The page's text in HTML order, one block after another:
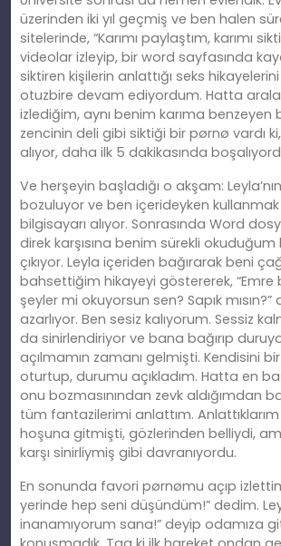
üzerinden iki yıl geçmiş ve ben halen
sitelerinde, “Karımı paylaştım, karımı
videolar izleyip, bir word sayfasında
siktiren kişilerin anlattığı seks
otuzbire devam ediyordum. Hatta
izlediğim, aynı benim karıma benzeyen
zencinin deli gibi siktiği bir pørnø vardı
alıyor, daha ilk 5 dakikasında
Ve herşeyin başladığı o akşam:
bozuluyor ve ben içerideyken
bilgisayarı alıyor. Sonrasında Word
direk karşısına benim sürekli okuduğum
çıkıyor. Leyla içeriden bağırarak beni
bahsettiğim hikayeyi göstererek, “Emre
şeyler mi okuyorsun sen? Sapık mısın?”
azarlıyor. Ben sesiz kalıyorum. Sessiz
da sinirlendiriyor ve bana bağırıp
açılmamın zamanı gelmişti. Kendisini
oturtup, durumu açıkladım. Hatta en
onu bozmasınından zevk aldığımdan
tüm fantazilerimi anlattım.
hoşuna gitmişti, gözlerinden belliydi,
karşı sinirliymiş gibi davranıyordu.
En sonunda favori pørnømu açıp izlettim
yerinde hep seni düşündüm!” dedim.
inanamıyorum sana!” deyip odamıza